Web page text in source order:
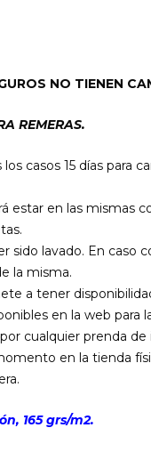
NO TIENEN
REMERAS.
casos 15 días para
estar en las mismas
sido lavado. En caso
la misma.
a tener
en la web para
cualquier prenda
en la tienda
165 grs/m2.